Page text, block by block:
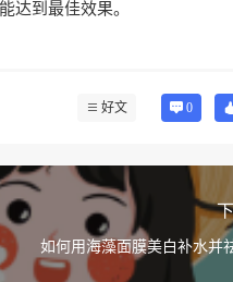
达到最佳效果。
好文 0
如何用海藻面膜美白补水并